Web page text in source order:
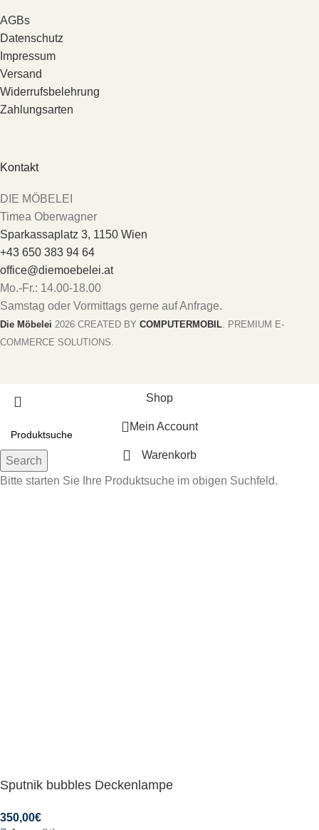
AGBs
Datenschutz
Impressum
Versand
Widerrufsbelehrung
Zahlungsarten
Kontakt
DIE MÖBELEI
Timea Oberwagner
Sparkassaplatz 3, 1150 Wien
+43 650 383 94 64
office@diemoebelei.at
Mo.-Fr.: 14.00-18.00
Samstag oder Vormittags gerne auf Anfrage.
Die Möbelei 2026 CREATED BY COMPUTERMOBIL . PREMIUM E-
COMMERCE SOLUTIONS.
Search
Bitte starten Sie Ihre Produktsuche im obigen Suchfeld.
Shop
Mein Account
Warenkorb
Sputnik bubbles Deckenlampe
350,00€